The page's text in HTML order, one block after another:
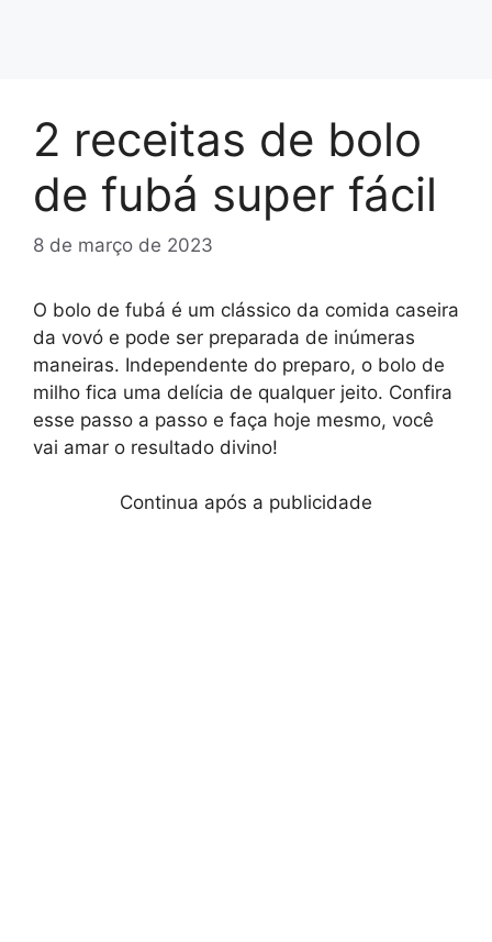
2 receitas de bolo
de fubá super fácil
8 de março de 2023
O bolo de fubá é um clássico da comida caseira
da vovó e pode ser preparada de inúmeras
maneiras. Independente do preparo, o bolo de
milho fica uma delícia de qualquer jeito. Confira
esse passo a passo e faça hoje mesmo, você
vai amar o resultado divino!
Continua após a publicidade